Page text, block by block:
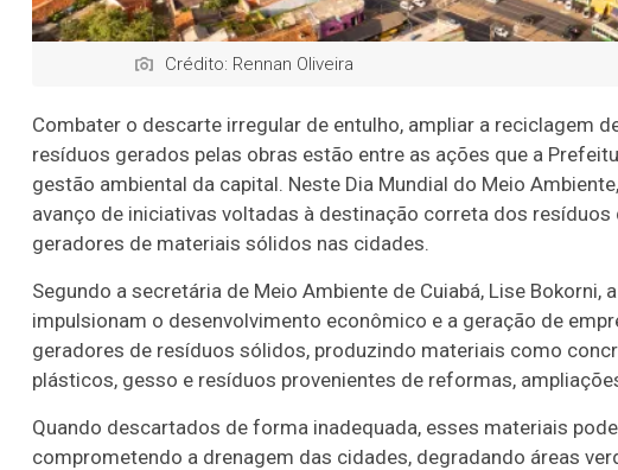
Crédito: Rennan Oliveira
Combater o descarte irregular de entulho, ampliar a reciclagem
resíduos gerados pelas obras estão entre as ações que a
gestão ambiental da capital. Neste Dia Mundial do Meio
avanço de iniciativas voltadas à destinação correta dos
geradores de materiais sólidos nas cidades.
Segundo a secretária de Meio Ambiente de Cuiabá, Lise
impulsionam o desenvolvimento econômico e a geração de
geradores de resíduos sólidos, produzindo materiais como
plásticos, gesso e resíduos provenientes de reformas,
Quando descartados de forma inadequada, esses materiais
comprometendo a drenagem das cidades, degradando áreas